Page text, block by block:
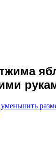
уменьшить